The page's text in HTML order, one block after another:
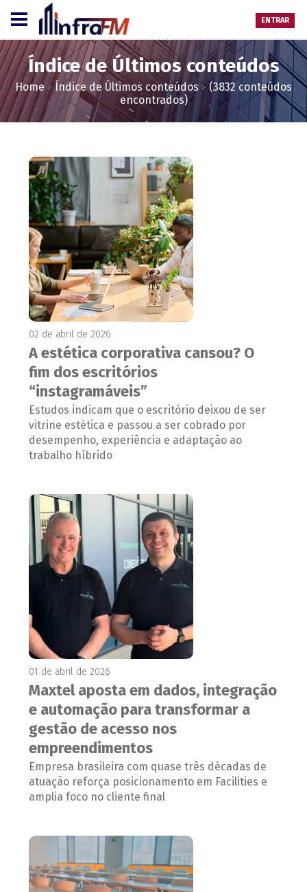
ENTRAR
Índice de Últimos conteúdos
Home >Índice de Últimos conteúdos >(3832 conteúdos
encontrados)
02 de abril de 2026
A estética corporativa cansou? O
fim dos escritórios
“instagramáveis”
Estudos indicam que o escritório deixou de ser
vitrine estética e passou a ser cobrado por
desempenho, experiência e adaptação ao
trabalho híbrido
01 de abril de 2026
Maxtel aposta em dados, integração
e automação para transformar a
gestão de acesso nos
empreendimentos
Empresa brasileira com quase três décadas de
atuação reforça posicionamento em Facilities e
amplia foco no cliente final